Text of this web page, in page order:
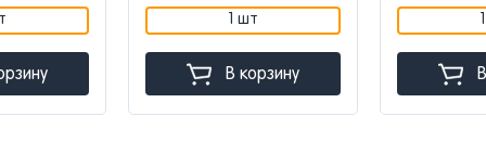
1 шт
В корзину